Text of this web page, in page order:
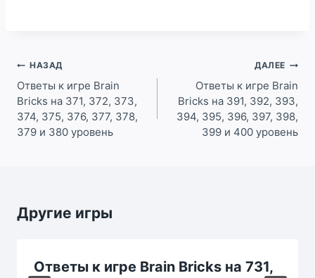
Навигация
по
записям
НАЗАД
Ответы к игре Brain
Bricks на 371, 372, 373,
374, 375, 376, 377, 378,
379 и 380 уровень
ДАЛЕЕ
Ответы к игре Brain
Bricks на 391, 392, 393,
394, 395, 396, 397, 398,
399 и 400 уровень
Другие игры
Ответы к игре Brain Bricks на 731,